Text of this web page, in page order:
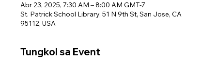
Abr 23, 2025, 7:30 AM – 8:00 AM GMT-7
St. Patrick School Library, 51 N 9th St, San Jose, CA
95112, USA
Tungkol sa Event